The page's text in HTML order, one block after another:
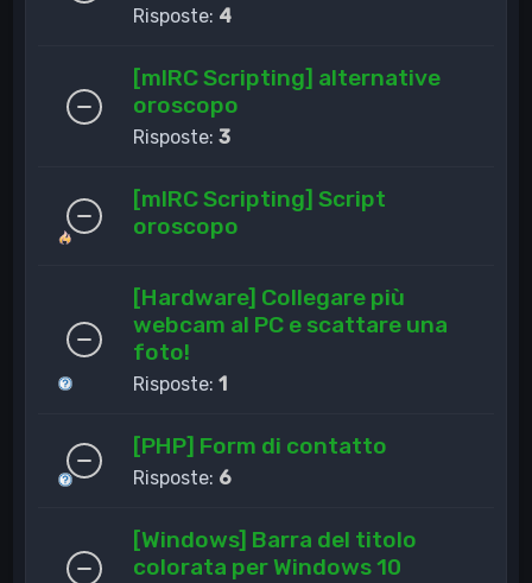
Risposte: 4
[mIRC Scripting] alternative
oroscopo
Risposte:3
[mIRC Scripting] Script
oroscopo
[Hardware] Collegare più
webcam al PC e scattare una
foto!
Risposte:1
[PHP] Form di contatto
Risposte: 6
[Windows] Barra del titolo
colorata per Windows 10